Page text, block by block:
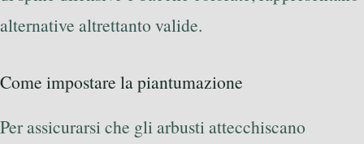
alternative altrettanto valide.
Come impostare la piantumazione
Per assicurarsi che gli arbusti attecchiscano